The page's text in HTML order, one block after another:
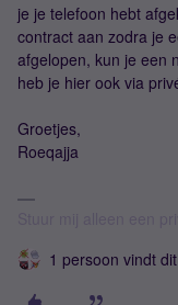
je je telefoon hebt
contract aan zodra je
afgelopen, kun je een
heb je hier ook via
Groetjes,
Roeqajja
1 persoon vindt